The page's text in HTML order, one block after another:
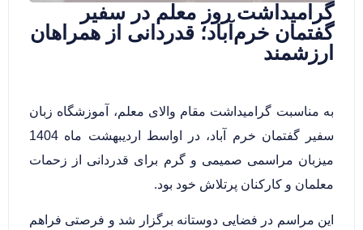
گرامیداشت روز معلم در سفیر
گفتمان خرم‌آباد؛ قدردانی از همراهان
ارزشمند
به مناسبت گرامیداشت مقام والای معلم، آموزشگاه زبان‌
سفیر گفتمان خرم آباد، در اواسط اردیبهشت ماه 1404
میزبان مراسمی صمیمی و گرم برای قدردانی از زحمات
معلمان و کارکنان پرتلاش خود بود.
این مراسم در فضایی دوستانه برگزار شد و فرصتی فراهم